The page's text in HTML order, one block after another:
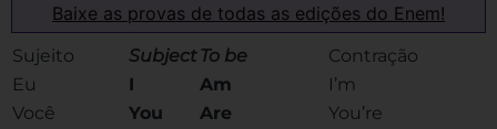
Baixe as provas de todas as edições do Enem!
Sujeito SubjectTo be
Contração
Eu
I Am
I’m
Você
You Are
You’re